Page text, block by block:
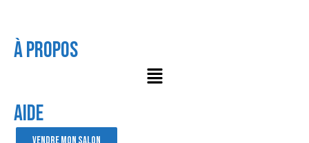
À Propos
AIDE